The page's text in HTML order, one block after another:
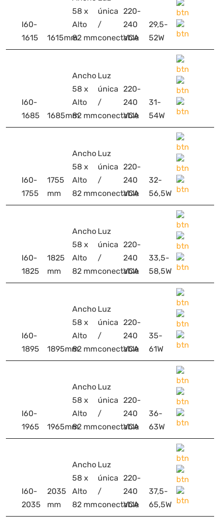
I60-
1615
1615mm
58 x
Alto
82 mm
única
/
conectable
220-
240
VCA
29,5-
52W
I60-
1685
1685mm
Ancho
58 x
Alto
82 mm
Luz
única
/
conectable
220-
240
VCA
31-
54W
I60-
1755
1755
mm
Ancho
58 x
Alto
82 mm
Luz
única
/
conectable
220-
240
VCA
32-
56,5W
I60-
1825
1825
mm
Ancho
58 x
Alto
82 mm
Luz
única
/
conectable
220-
240
VCA
33,5-
58,5W
I60-
1895
1895mm
Ancho
58 x
Alto
82 mm
Luz
única
/
conectable
220-
240
VCA
35-
61W
I60-
1965
1965mm
Ancho
58 x
Alto
82 mm
Luz
única
/
conectable
220-
240
VCA
36-
63W
I60-
2035
2035
mm
Ancho
58 x
Alto
82 mm
Luz
única
/
conectable
220-
240
VCA
37,5-
65,5W